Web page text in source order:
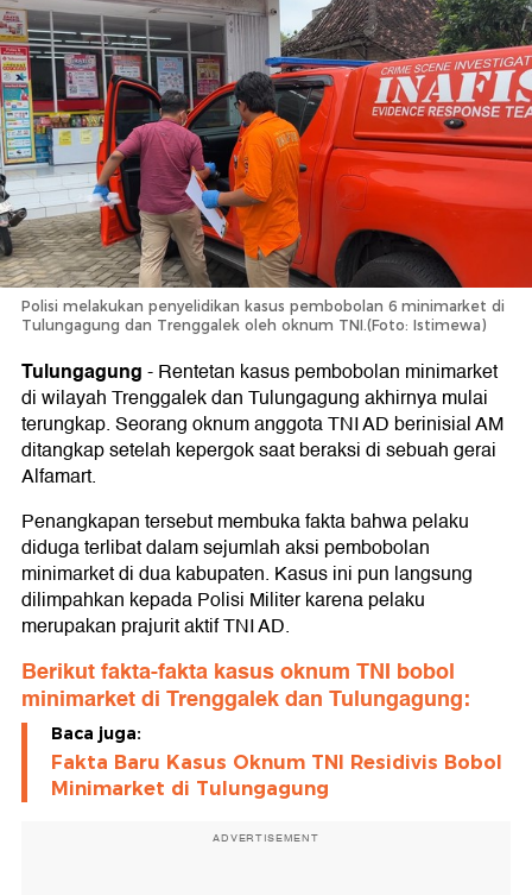
Polisi melakukan penyelidikan kasus pembobolan 6 minimarket di
Tulungagung dan Trenggalek oleh oknum TNI.(Foto: Istimewa)
Tulungagung-Rentetan kasus pembobolan minimarket
di wilayah Trenggalek dan Tulungagung akhirnya mulai
terungkap. Seorang oknum anggota TNI AD berinisial AM
ditangkap setelah kepergok saat beraksi di sebuah gerai
Alfamart.
Penangkapan tersebut membuka fakta bahwa pelaku
diduga terlibat dalam sejumlah aksi pembobolan
minimarket di dua kabupaten. Kasus ini pun langsung
dilimpahkan kepada Polisi Militer karena pelaku
merupakan prajurit aktif TNI AD.
Berikut fakta-fakta kasus oknum TNI bobol
minimarket di Trenggalek dan Tulungagung:
Baca juga:
Fakta Baru Kasus Oknum TNI Residivis Bobol
Minimarket di Tulungagung
ADVERTISEMENT